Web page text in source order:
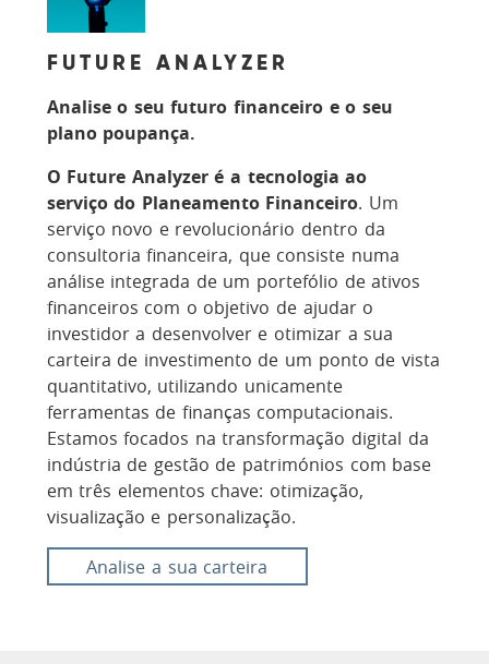
FUTURE ANALYZER
Analise o seu futuro financeiro e o seu
plano poupança.
O Future Analyzer é a tecnologia ao
serviço do Planeamento Financeiro. Um
serviço novo e revolucionário dentro da
consultoria financeira, que consiste numa
análise integrada de um portefólio de ativos
financeiros com o objetivo de ajudar o
investidor a desenvolver e otimizar a sua
carteira de investimento de um ponto de vista
quantitativo, utilizando unicamente
ferramentas de finanças computacionais.
Estamos focados na transformação digital da
indústria de gestão de patrimónios com base
em três elementos chave: otimização,
visualização e personalização.
Analise a sua carteira